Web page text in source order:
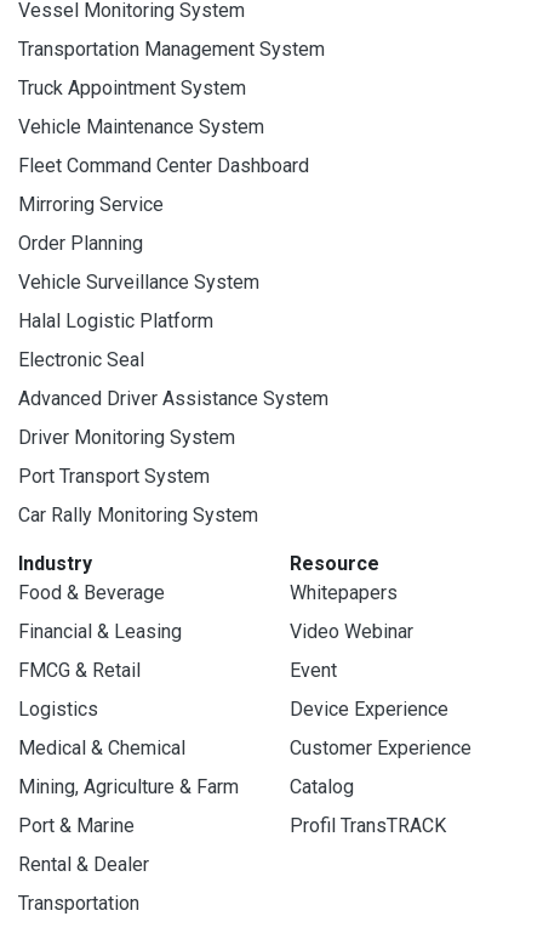
Vessel Monitoring System
Transportation Management System
Truck Appointment System
Vehicle Maintenance System
Fleet Command Center Dashboard
Mirroring Service
Order Planning
Vehicle Surveillance System
Halal Logistic Platform
Electronic Seal
Advanced Driver Assistance System
Driver Monitoring System
Port Transport System
Car Rally Monitoring System
Industry
Food & Beverage
Financial & Leasing
FMCG & Retail
Logistics
Medical & Chemical
Mining, Agriculture & Farm
Port & Marine
Rental & Dealer
Transportation
Resource
Whitepapers
Video Webinar
Event
Device Experience
Customer Experience
Catalog
Profil TransTRACK